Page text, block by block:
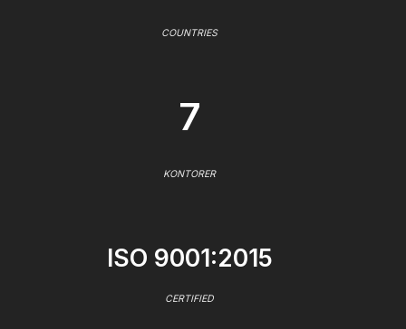
COUNTRIES
7
KONTORER
ISO 9001:2015
CERTIFIED